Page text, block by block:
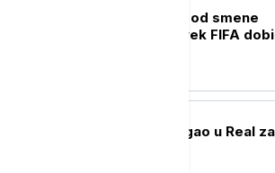
UEFA ne odustaje od smene
Infantina, prvi čovek FIFA
Jan Dimonade stigao u Real za